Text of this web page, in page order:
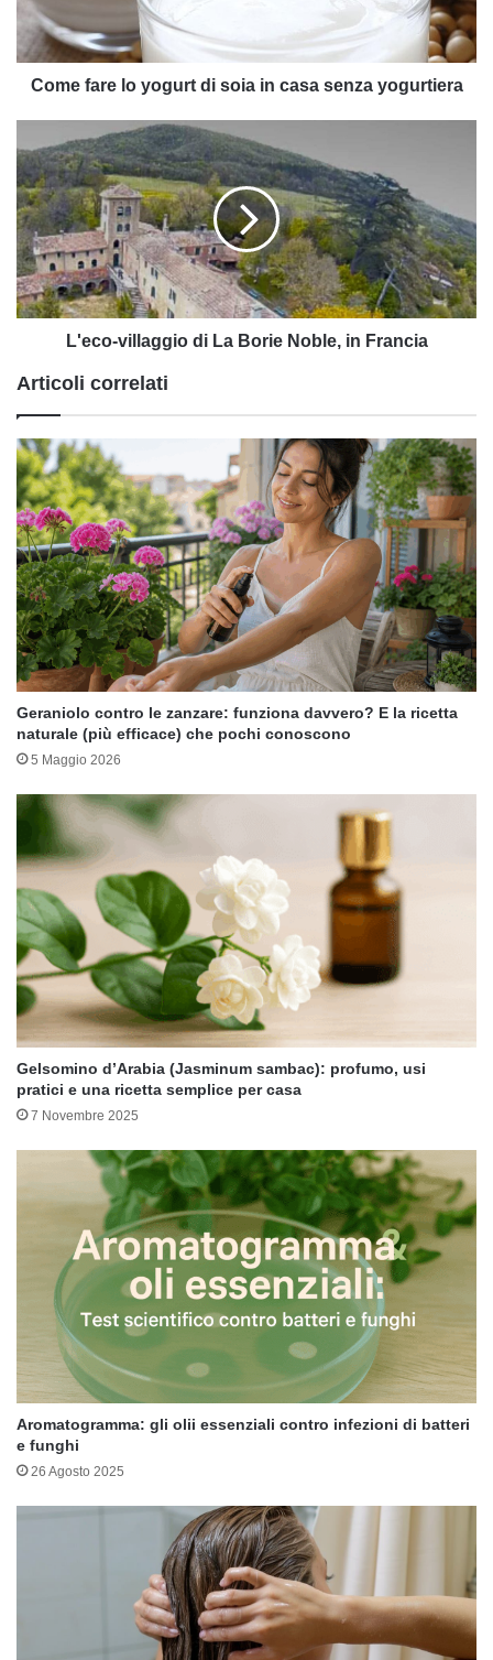
casa
senza
yogurtiera
Come fare lo yogurt di soia in casa senza yogurtiera
villaggio
di
La
Borie
Noble,
in
Francia
L'eco-villaggio di La Borie Noble, in Francia
Articoli correlati
Geraniolo contro le zanzare: funziona davvero? E la ricetta
naturale (più efficace) che pochi conoscono
5 Maggio 2026
Gelsomino d’Arabia (Jasminum sambac): profumo, usi
pratici e una ricetta semplice per casa
7 Novembre 2025
Aromatogramma: gli olii essenziali contro infezioni di batteri
e funghi
26 Agosto 2025